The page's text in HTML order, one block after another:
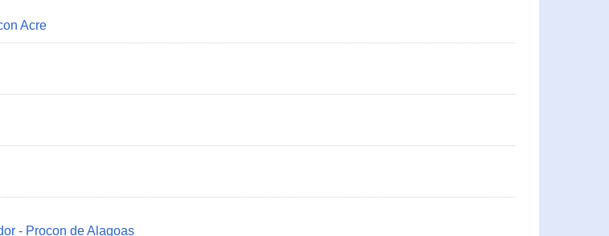
Acre
- Procon de Alagoas